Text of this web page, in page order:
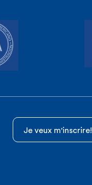
Je veux m'inscrire!